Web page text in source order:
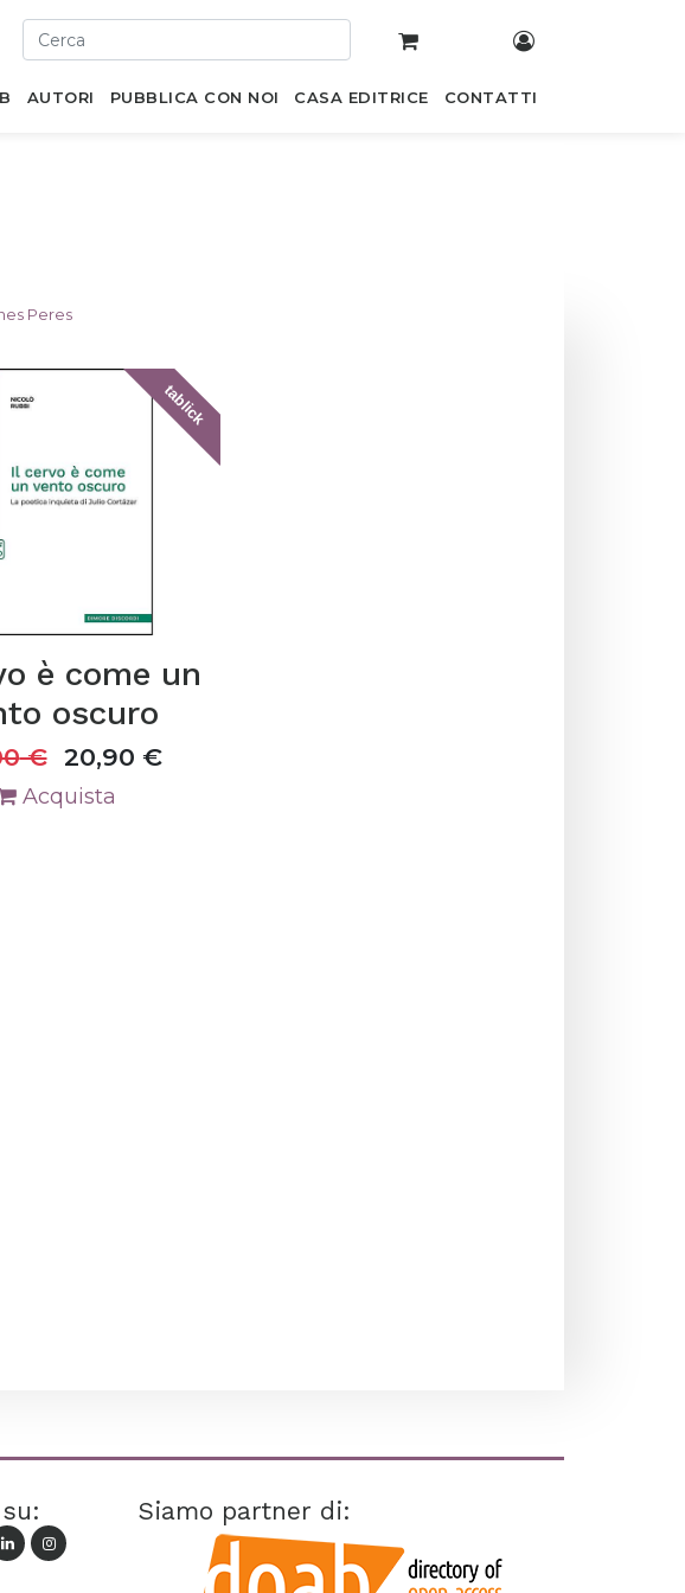
AUTORI PUBBLICA CON NOI CASA EDITRICE CONTATTI
Peres
tablick
è come un
oscuro
€ 20,90 €
Acquista
Siamo partner di: